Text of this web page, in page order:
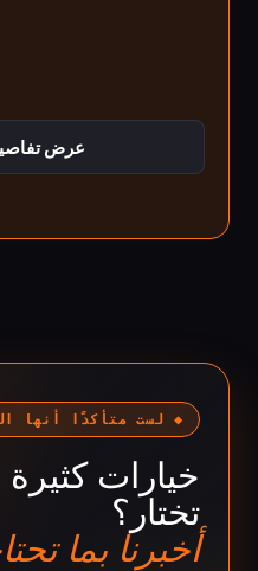
عرض
◆ لست متأكدًا أنها
خيارات كثيرة
تختار؟
أخبرنا بما